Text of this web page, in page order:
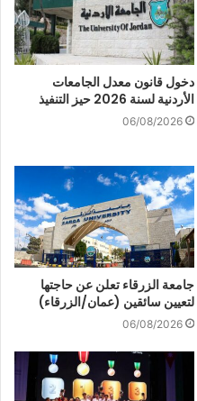
دخول قانون معدل الجامعات
الأردنية لسنة 2026 حيز التنفيذ
06/08/2026
جامعة الزرقاء تعلن عن حاجتها
لتعيين سائقين (عمان/الزرقاء)
06/08/2026